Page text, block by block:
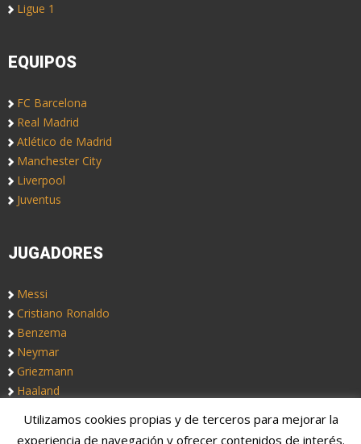
Ligue 1
EQUIPOS
FC Barcelona
Real Madrid
Atlético de Madrid
Manchester City
Liverpool
Juventus
JUGADORES
Messi
Cristiano Ronaldo
Benzema
Neymar
Griezmann
Haaland
Copyright © 2019. SomosNotas de Fútbol , un blog de fútbol
Utilizamos cookies propias y de terceros para mejorar la
experiencia de navegación y ofrecer contenidos de interés.